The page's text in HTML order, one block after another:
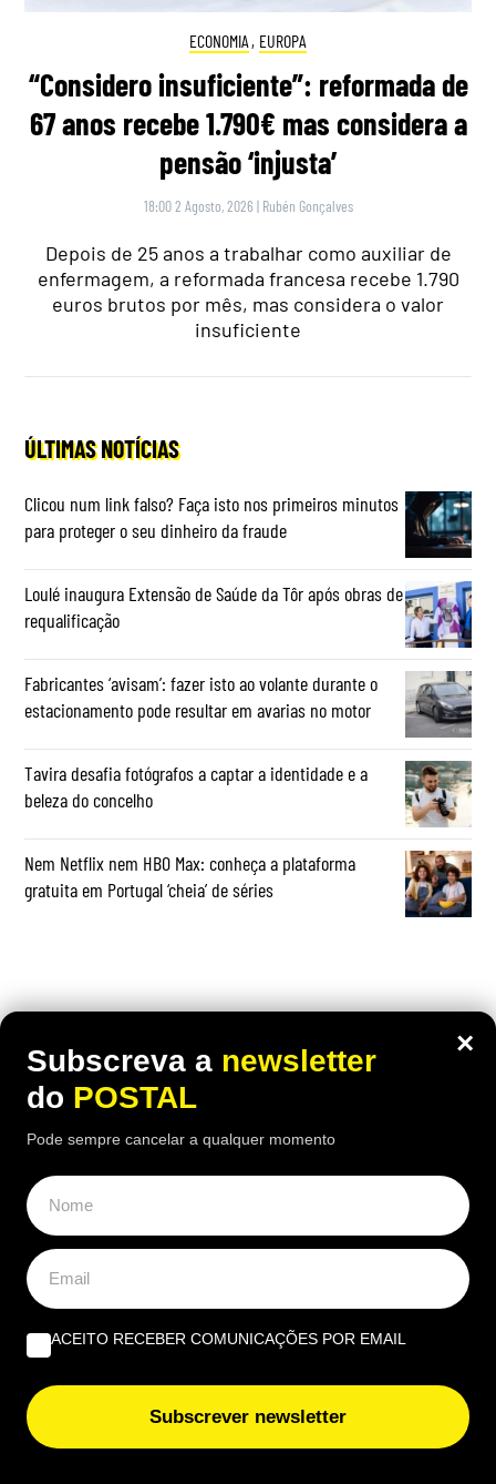
ECONOMIA , EUROPA
“Considero insuficiente”: reformada de
67 anos recebe 1.790€ mas considera a
pensão ‘injusta’
18:00 2 Agosto, 2026 | Rubén Gonçalves
Depois de 25 anos a trabalhar como auxiliar de
enfermagem, a reformada francesa recebe 1.790
euros brutos por mês, mas considera o valor
insuficiente
ÚLTIMAS NOTÍCIAS
Clicou num link falso? Faça isto nos primeiros minutos
para proteger o seu dinheiro da fraude
Loulé inaugura Extensão de Saúde da Tôr após obras de
requalificação
Fabricantes ‘avisam’: fazer isto ao volante durante o
estacionamento pode resultar em avarias no motor
Tavira desafia fotógrafos a captar a identidade e a
beleza do concelho
Nem Netflix nem HBO Max: conheça a plataforma
gratuita em Portugal ‘cheia’ de séries
Profissional não profissionalizada – Uma reflexão de
agosto | Por Ana Alexandra Resende
Quando viver no Algarve se torna um luxo | Por João
Rúben Silva
Um olho no burro, outro no cigano | Por José Figueiredo
Santos
EUROPE DIRECT ALGARVE
Cultura e sustentabilidade marcam terceira edição da
Al-Bauhaus Dream Academy
×
Subscreva a newsletter
do POSTAL
Pode sempre cancelar a qualquer momento
ACEITO RECEBER COMUNICAÇÕES POR EMAIL
Subscrever newsletter